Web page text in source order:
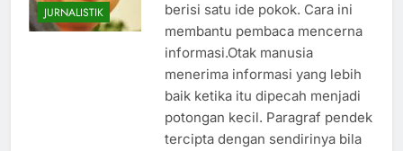
JURNALISTIK
berisi satu ide pokok. Cara ini
membantu pembaca mencerna
informasi.Otak manusia
menerima informasi yang lebih
baik ketika itu dipecah menjadi
potongan kecil. Paragraf pendek
tercipta dengan sendirinya bila